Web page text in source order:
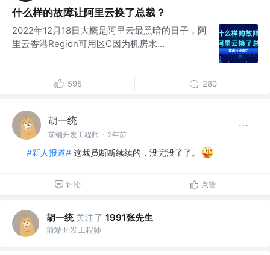
什么样的故障让阿里云换了总裁？
2022年12月18日大概是阿里云最黑暗的日子，阿
里云香港Region可用区C因为机房水...
595 280
胡一统
前端开发工程师 · 2年前
#新人报道# 这裁员断断续续的，没完没了了。
评论 点赞
胡一统 关注了 1991张先生
前端开发工程师